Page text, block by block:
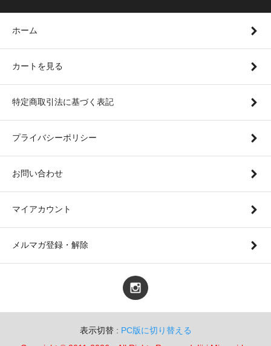
ホーム
カートを見る
特定商取引法に基づく表記
プライバシーポリシー
お問い合わせ
マイアカウント
メルマガ登録・解除
表示切替 : PC版に切り替える